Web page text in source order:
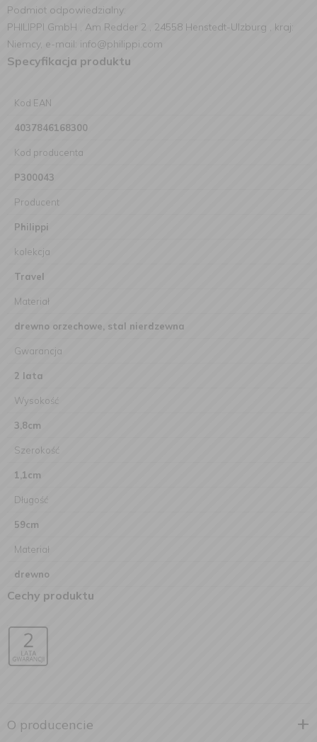
Podmiot odpowiedzialny:
PHILIPPI GmbH , Am Redder 2 , 24558 Henstedt-Ulzburg , kraj:
Niemcy, e-mail: info@philippi.com
Specyfikacja produktu
Kod EAN
4037846168300
Kod producenta
P300043
Producent
Philippi
kolekcja
Travel
Materiał
drewno orzechowe, stal nierdzewna
Gwarancja
2 lata
Wysokość
3,8cm
Szerokość
1,1cm
Długość
59cm
Materiał
drewno
Cechy produktu
O producencie